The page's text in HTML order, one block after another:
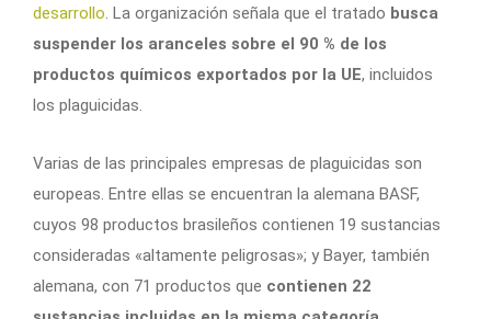
desarrollo. La organización señala que el tratado busca
suspender los aranceles sobre el 90 % de los
productos químicos exportados por la UE, incluidos
los plaguicidas.
Varias de las principales empresas de plaguicidas son
europeas. Entre ellas se encuentran la alemana BASF,
cuyos 98 productos brasileños contienen 19 sustancias
consideradas «altamente peligrosas»; y Bayer, también
alemana, con 71 productos que contienen 22